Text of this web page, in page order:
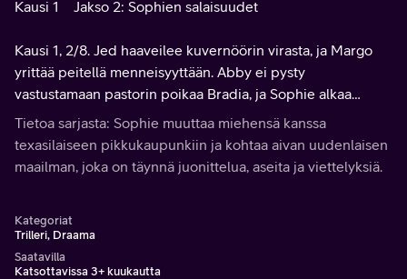
Kausi 1 Jakso 2: Sophien salaisuudet
Kausi 1, 2/8. Jed haaveilee kuvernöörin virasta, ja Margo
yrittää peitellä menneisyyttään. Abby ei pysty
vastustamaan pastorin poikaa Bradia, ja Sophie alkaa
uhmata miehensä asettamia rajoja.
Tietoa sarjasta: Sophie muuttaa miehensä kanssa
texasilaiseen pikkukaupunkiin ja kohtaa aivan uudenlaisen
maailman, joka on täynnä juonittelua, aseita ja viettelyksiä.
Kategoriat
Trilleri, Draama
Saatavilla
Katsottavissa 3+ kuukautta